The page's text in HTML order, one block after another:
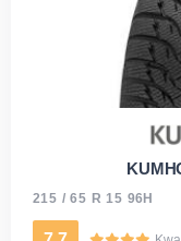
215 / 65 R 15 96H